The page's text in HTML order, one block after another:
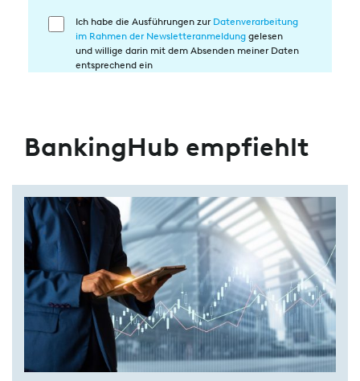
Einwilligung
Ich habe die Ausführungen zur Datenverarbeitung
im Rahmen der Newsletteranmeldung gelesen
und willige darin mit dem Absenden meiner Daten
entsprechend ein
BankingHub empfiehlt